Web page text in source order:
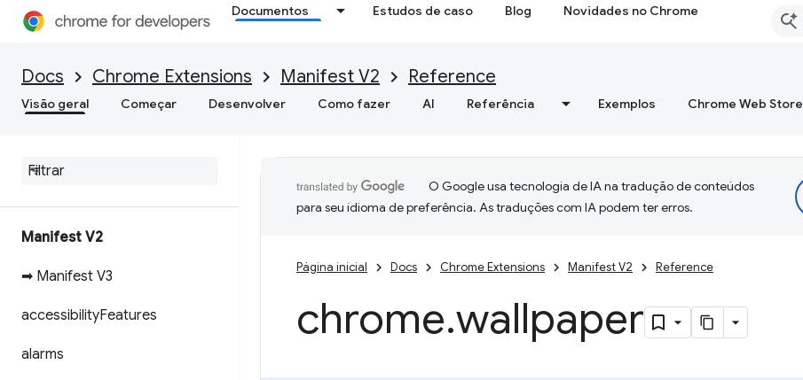
Documentos Estudos de caso Blog Novidades no Chrome
Docs Chrome Extensions Manifest V2 Reference
Visão geral Começar Desenvolver Como fazer AI Referência Exemplos Chrome Web Store
Manifest V2
➡ Manifest V3
accessibilityFeatures
alarms
O Google usa tecnologia de IA na tradução de conteúdos
para seu idioma de preferência. As traduções com IA podem ter erros.
Página inicial Docs Chrome Extensions Manifest V2 Reference
chrome.wallpaper